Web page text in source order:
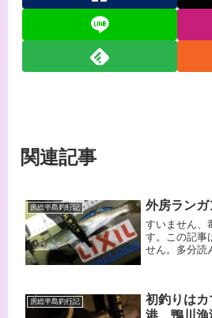
関連記事
房総半島釣行記 外房ラン
すいません、
す。この記事
せん。多分読
ので自分には
房総半島釣行記
初釣りは
港、鴨川漁